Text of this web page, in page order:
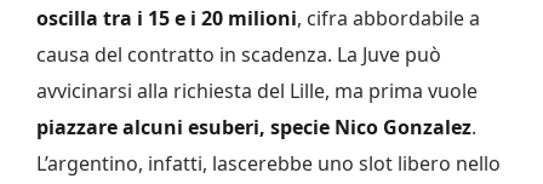
oscilla tra i 15 e i 20 milioni, cifra abbordabile a
causa del contratto in scadenza. La Juve può
avvicinarsi alla richiesta del Lille, ma prima vuole
piazzare alcuni esuberi, specie Nico Gonzalez.
L’argentino, infatti, lascerebbe uno slot libero nello